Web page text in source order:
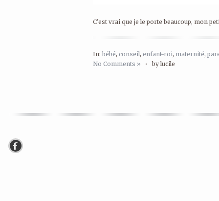
C’est vrai que je le porte beaucoup, mon
In: bébé, conseil, enfant-roi, maternité,
No Comments » •by lucile